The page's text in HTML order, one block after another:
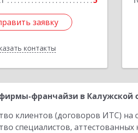
заявку
контакты
заявку
Назад
франчайзи в Калужской
клиентов (договоров ИТС)
специалистов,